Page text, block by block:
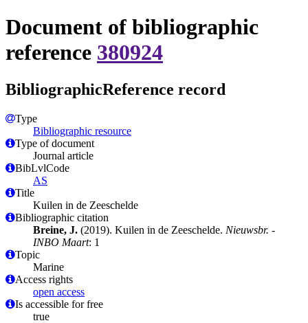
Document of bibliographic
reference 380924
BibliographicReference record
Type
Bibliographic resource
Type of document
Journal article
BibLvlCode
AS
Title
Kuilen in de Zeeschelde
Bibliographic citation
Breine, J. (2019). Kuilen in de Zeeschelde. Nieuwsbr. -
INBO Maart: 1
Topic
Marine
Access rights
open access
Is accessible for free
true